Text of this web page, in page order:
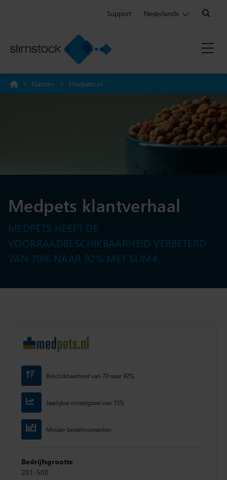
Support Nederlands
Search:
> Klanten > Medpets.nl
Medpets klantverhaal
MEDPETS HEEFT DE
VOORRAADBESCHIKBAARHEID VERBETERD
VAN 70% NAAR 92% MET SLIM4
Beschikbaarheid van 70 naar 92%
Jaarlijkse omzetgroei van 35%
Minder bestelmomenten
Bedrijfsgrootte
201-500